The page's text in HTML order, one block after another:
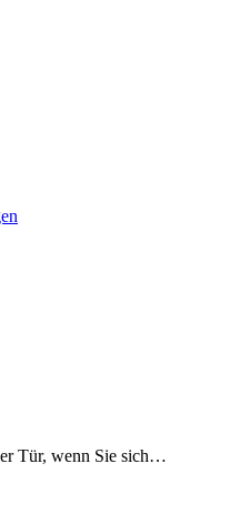
Tür, wenn Sie sich…